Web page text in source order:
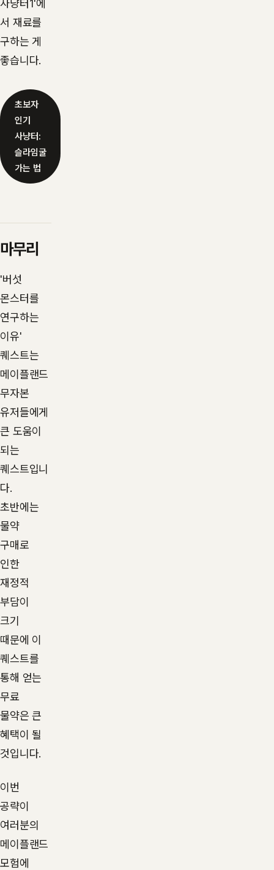
사냥터1'에
서 재료를
구하는 게
좋습니다.
초보자
인기
사냥터:
슬라임굴
가는 법
마무리
'버섯
몬스터를
연구하는
이유'
퀘스트는
메이플랜드
무자본
유저들에게
큰 도움이
되는
퀘스트입니
다.
초반에는
물약
구매로
인한
재정적
부담이
크기
때문에 이
퀘스트를
통해 얻는
무료
물약은 큰
혜택이 될
것입니다.
이번
공략이
여러분의
메이플랜드
모험에